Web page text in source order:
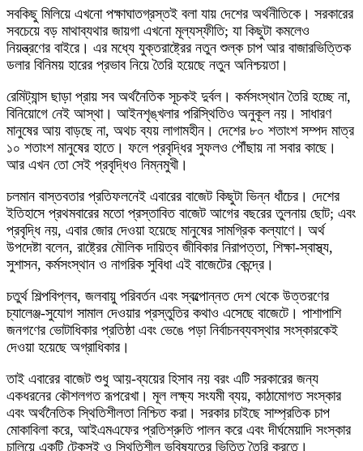
সবকিছু মিলিয়ে এখনো পক্ষাঘাতগ্রস্তই বলা যায় দেশের অর্থনীতিকে। সরকারের
সবচেয়ে বড় মাথাব্যথার জায়গা এখনো মূল্যস্ফীতি; যা কিছুটা কমলেও
নিয়ন্ত্রণের বাইরে। এর মধ্যে যুক্তরাষ্ট্রের নতুন শুল্ক চাপ আর বাজারভিত্তিক
ডলার বিনিময় হারের প্রভাব নিয়ে তৈরি হয়েছে নতুন অনিশ্চয়তা।
রেমিট্যান্স ছাড়া প্রায় সব অর্থনৈতিক সূচকই দুর্বল। কর্মসংস্থান তৈরি হচ্ছে না,
বিনিয়োগে নেই আস্থা। আইনশৃঙ্খলার পরিস্থিতিও অনুকূল নয়। সাধারণ
মানুষের আয় বাড়ছে না, অথচ ব্যয় লাগামহীন। দেশের ৮০ শতাংশ সম্পদ মাত্র
১০ শতাংশ মানুষের হাতে। ফলে প্রবৃদ্ধির সুফলও পৌঁছায় না সবার কাছে।
আর এখন তো সেই প্রবৃদ্ধিও নিম্নমুখী।
চলমান বাস্তবতার প্রতিফলনেই এবারের বাজেট কিছুটা ভিন্ন ধাঁচের। দেশের
ইতিহাসে প্রথমবারের মতো প্রস্তাবিত বাজেট আগের বছরের তুলনায় ছোট; এবং
প্রবৃদ্ধি নয়, এবার জোর দেওয়া হয়েছে মানুষের সামগ্রিক কল্যাণে। অর্থ
উপদেষ্টা বলেন, রাষ্ট্রের মৌলিক দায়িত্ব জীবিকার নিরাপত্তা, শিক্ষা-স্বাস্থ্য,
সুশাসন, কর্মসংস্থান ও নাগরিক সুবিধা এই বাজেটের কেন্দ্রে।
চতুর্থ শিল্পবিপ্লব, জলবায়ু পরিবর্তন এবং স্বল্পোন্নত দেশ থেকে উত্তরণের
চ্যালেঞ্জ-সুযোগ সামাল দেওয়ার প্রস্তুতির কথাও এসেছে বাজেটে। পাশাপাশি
জনগণের ভোটাধিকার প্রতিষ্ঠা এবং ভেঙে পড়া নির্বাচনব্যবস্থার সংস্কারকেই
দেওয়া হয়েছে অগ্রাধিকার।
তাই এবারের বাজেট শুধু আয়-ব্যয়ের হিসাব নয় বরং এটি সরকারের জন্য
একধরনের কৌশলগত রূপরেখা। মূল লক্ষ্য সংযমী ব্যয়, কাঠামোগত সংস্কার
এবং অর্থনৈতিক স্থিতিশীলতা নিশ্চিত করা। সরকার চাইছে সাম্প্রতিক চাপ
মোকাবিলা করে, আইএমএফের প্রতিশ্রুতি পালন করে এবং দীর্ঘমেয়াদি সংস্কার
চালিয়ে একটি টেকসই ও স্থিতিশীল ভবিষ্যতের ভিত্তি তৈরি করতে।